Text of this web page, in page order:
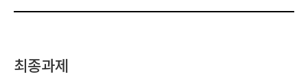
최종과제